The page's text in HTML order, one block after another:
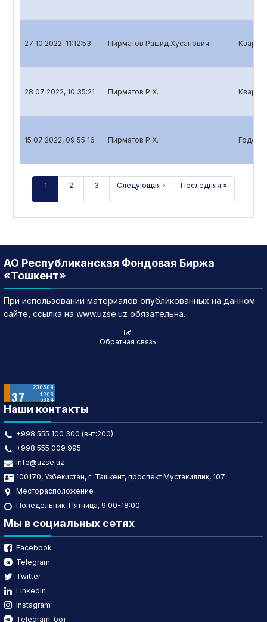
27 10 2022, 11:12:53 Пирматов Рашид Хусанович
28 07 2022, 10:35:21 Пирматов Р.Х.
15 07 2022, 09:55:16 Пирматов Р.Х.
1 2 3 Следующая › Последняя »
АО Республиканская Фондовая Биржа
«Тошкент»
При использовании материалов опубликованных на данном
сайте, ссылка на www.uzse.uz обязательна.
Обратная связь
Наши контакты
+998 555 100 300 (внт:200)
+998 555 009 995
info@uzse.uz
100170, Узбекистан, г. Ташкент, проспект Мустакиллик, 107
Месторасположение
Понедельник-Пятница, 9:00-18:00
Мы в социальных сетях
Facebook
Telegram
Twitter
Linkedin
Instagram
Telegram-бот